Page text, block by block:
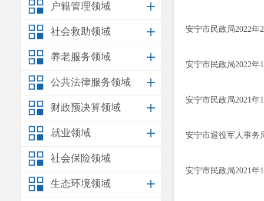
户籍管理领域
社会救助领域
养老服务领域
公共法律服务领域
财政预决算领域
就业领域
社会保险领域
生态环境领域
安宁市民政局2022年
安宁市民政局2022年
安宁市民政局2021年
安宁市退役军人事务
安宁市民政局2021年